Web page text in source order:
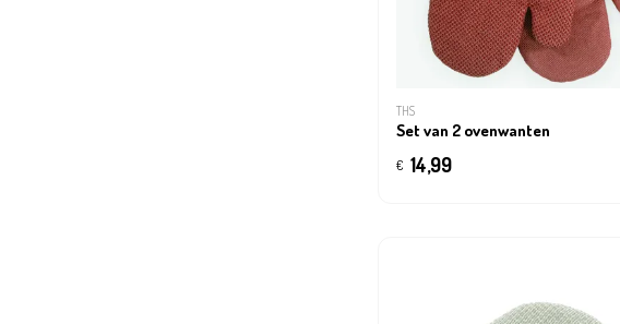
THS
Set van 2 ovenwanten
€ 14,99